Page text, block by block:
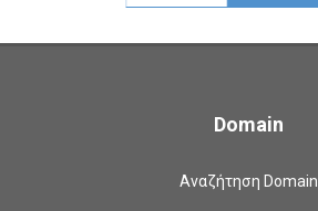
Domain
Αναζήτηση Domain